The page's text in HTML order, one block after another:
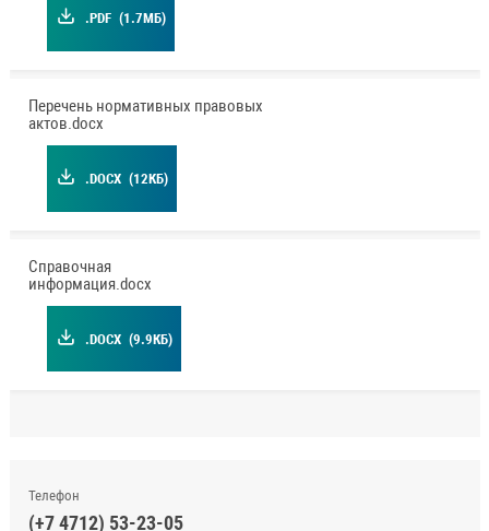
.PDF (1.7МБ)
Перечень нормативных правовых
актов.docx
.DOCX (12КБ)
Справочная
информация.docx
.DOCX (9.9КБ)
Телефон
(+7 4712) 53-23-05